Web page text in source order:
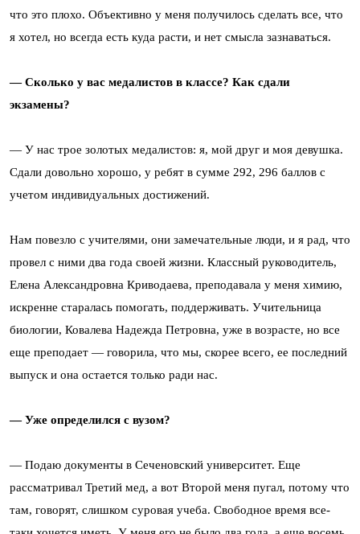
что это плохо. Объективно у меня получилось сделать все, что
я хотел, но всегда есть куда расти, и нет смысла зазнаваться.
— Сколько у вас медалистов в классе? Как сдали
экзамены?
— У нас трое золотых медалистов: я, мой друг и моя девушка.
Сдали довольно хорошо, у ребят в сумме 292, 296 баллов с
учетом индивидуальных достижений.
Нам повезло с учителями, они замечательные люди, и я рад, что
провел с ними два года своей жизни. Классный руководитель,
Елена Александровна Криводаева, преподавала у меня химию,
искренне старалась помогать, поддерживать. Учительница
биологии, Ковалева Надежда Петровна, уже в возрасте, но все
еще преподает — говорила, что мы, скорее всего, ее последний
выпуск и она остается только ради нас.
— Уже определился с вузом?
— Подаю документы в Сеченовский университет. Еще
рассматривал Третий мед, а вот Второй меня пугал, потому что
там, говорят, слишком суровая учеба. Свободное время все-